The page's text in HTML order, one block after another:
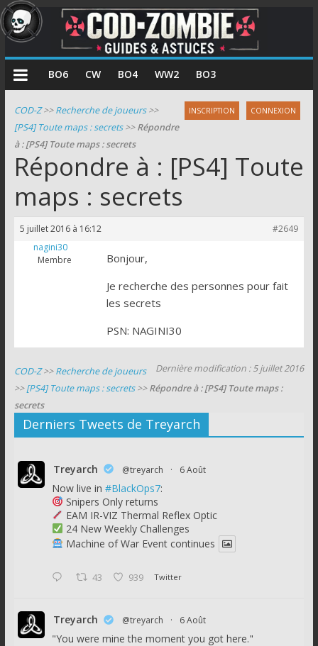
COD
Zombie
Guides
et
astuces
le
zombie
BO6 CW BO4 WW2 BO3
INSCRIPTION CONNEXION
COD-Z>>Recherche de joueurs>>
[PS4] Toute maps : secrets>>Répondre
à : [PS4] Toute maps : secrets
Répondre à : [PS4] Toute
maps : secrets
5 juillet 2016 à 16:12
#2649
nagini30
Membre
Bonjour,
Je recherche des personnes pour fait
les secrets
PSN: NAGINI30
Dernière modification : 5 juillet 2016
COD-Z>>Recherche de joueurs
>>[PS4] Toute maps : secrets>>Répondre à : [PS4] Toute maps :
secrets
Derniers Tweets de Treyarch
Treyarch @treyarch · 6 Août
Now live in #BlackOps7:
Snipers Only returns
EAM IR-VIZ Thermal Reflex Optic
24 New Weekly Challenges
Machine of War Event continues
43 939 Twitter
Treyarch @treyarch · 6 Août
"You were mine the moment you got here."